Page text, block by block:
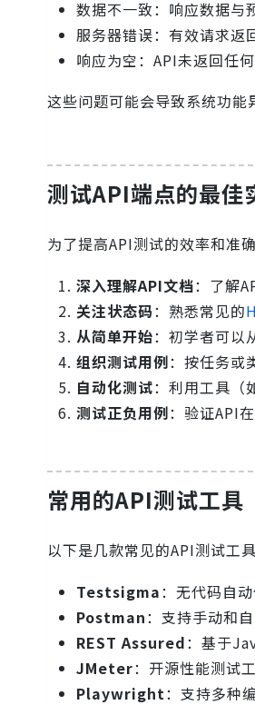
数据不一致：响应数据与
服务器错误：有效请求返
响应为空：API未返回任何
这些问题可能会导致系统功能
测试API端点的最佳
为了提高API测试的效率和准
深入理解API文档：了解
关注状态码：熟悉常见的
从简单开始：初学者可以
组织测试用例：按任务或
自动化测试：利用工具（
测试正负用例：验证API
常用的API测试工具
以下是几款常见的API测试工
Testsigma：无代码自
Postman：支持手动和
REST Assured：基于
JMeter：开源性能测试
Playwright：支持多种